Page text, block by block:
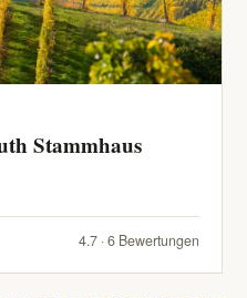
Stammhaus
4.7 · 6 Bewertungen